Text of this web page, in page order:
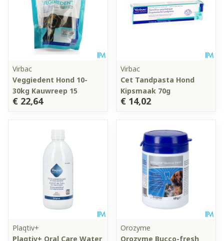
Virbac
Veggiedent Hond 10-
30kg Kauwreep 15
€ 22,64
Virbac
Cet Tandpasta Hond
Kipsmaak 70g
€ 14,02
Plaqtiv+
Plaqtiv+ Oral Care Water
Orozyme
Orozyme Bucco-fresh